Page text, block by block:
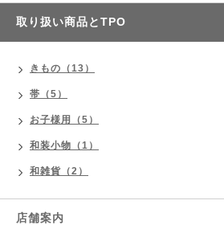
取り扱い商品とTPO
きもの（13）
帯（5）
お子様用（5）
和装小物（1）
和雑貨（2）
店舗案内